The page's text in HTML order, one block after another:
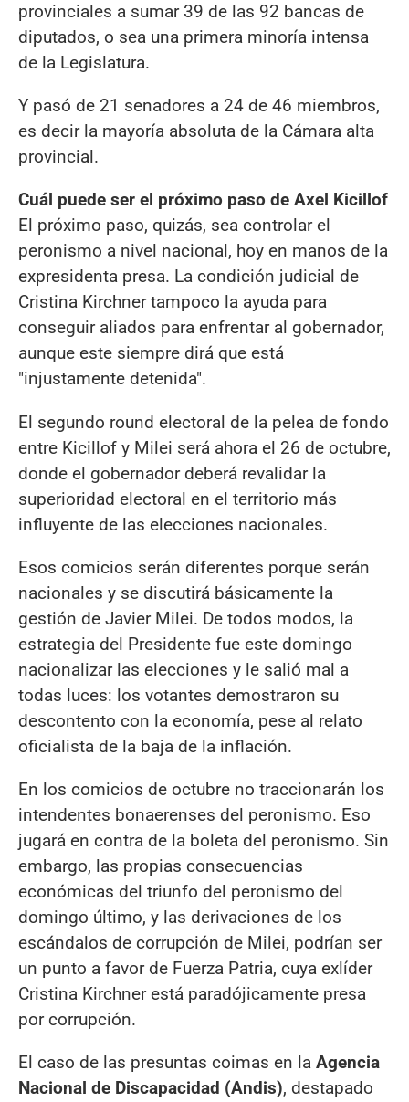
provinciales a sumar 39 de las 92 bancas de
diputados, o sea una primera minoría intensa
de la Legislatura.
Y pasó de 21 senadores a 24 de 46 miembros,
es decir la mayoría absoluta de la Cámara alta
provincial.
Cuál puede ser el próximo paso de Axel Kicillof
El próximo paso, quizás, sea controlar el
peronismo a nivel nacional, hoy en manos de la
expresidenta presa. La condición judicial de
Cristina Kirchner tampoco la ayuda para
conseguir aliados para enfrentar al gobernador,
aunque este siempre dirá que está
"injustamente detenida".
El segundo round electoral de la pelea de fondo
entre Kicillof y Milei será ahora el 26 de octubre,
donde el gobernador deberá revalidar la
superioridad electoral en el territorio más
influyente de las elecciones nacionales.
Esos comicios serán diferentes porque serán
nacionales y se discutirá básicamente la
gestión de Javier Milei. De todos modos, la
estrategia del Presidente fue este domingo
nacionalizar las elecciones y le salió mal a
todas luces: los votantes demostraron su
descontento con la economía, pese al relato
oficialista de la baja de la inflación.
En los comicios de octubre no traccionarán los
intendentes bonaerenses del peronismo. Eso
jugará en contra de la boleta del peronismo. Sin
embargo, las propias consecuencias
económicas del triunfo del peronismo del
domingo último, y las derivaciones de los
escándalos de corrupción de Milei, podrían ser
un punto a favor de Fuerza Patria, cuya exlíder
Cristina Kirchner está paradójicamente presa
por corrupción.
El caso de las presuntas coimas en la Agencia
Nacional de Discapacidad (Andis), destapado